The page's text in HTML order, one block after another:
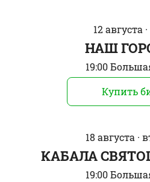
12 августа
НАШ
19:00
Купить
18 августа ·
КАБАЛА
19:00